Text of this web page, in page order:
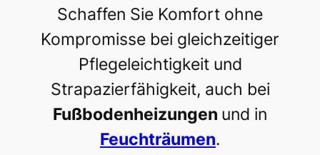
Schaffen Sie Komfort ohne
Kompromisse bei gleichzeitiger
Pflegeleichtigkeit und
Strapazierfähigkeit, auch bei
Fußbodenheizungen und in
Feuchträumen.